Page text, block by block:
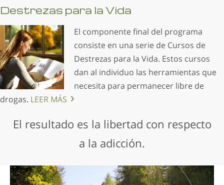
Destrezas para la Vida
El componente final del programa
consiste en una serie de Cursos de
Destrezas para la Vida. Estos cursos
dan al individuo las herramientas que
necesita para permanecer libre de
drogas. LEER MÁS
El resultado es la libertad con respecto
a la adicción.